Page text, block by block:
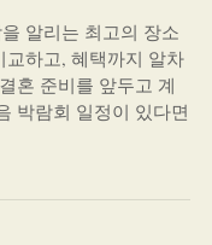
알리는 최고의 장소
하고, 혜택까지 알차
혼 준비를 앞두고 계
박람회 일정이 있다면